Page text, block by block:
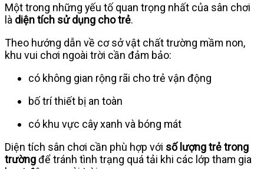
Một trong những yếu tố quan trọng nhất của sân chơi
là diện tích sử dụng cho trẻ.
Theo hướng dẫn về cơ sở vật chất trường mầm non,
khu vui chơi ngoài trời cần đảm bảo:
có không gian rộng rãi cho trẻ vận động
bố trí thiết bị an toàn
có khu vực cây xanh và bóng mát
Diện tích sân chơi cần phù hợp với số lượng trẻ trong
trườngđể tránh tình trạng quá tải khi các lớp tham gia